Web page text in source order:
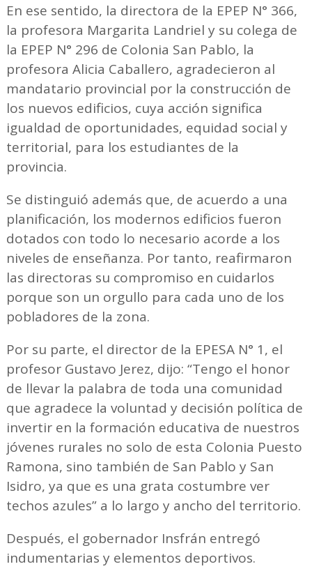
En ese sentido, la directora de la EPEP N° 366,
la profesora Margarita Landriel y su colega de
la EPEP N° 296 de Colonia San Pablo, la
profesora Alicia Caballero, agradecieron al
mandatario provincial por la construcción de
los nuevos edificios, cuya acción significa
igualdad de oportunidades, equidad social y
territorial, para los estudiantes de la
provincia.
Se distinguió además que, de acuerdo a una
planificación, los modernos edificios fueron
dotados con todo lo necesario acorde a los
niveles de enseñanza. Por tanto, reafirmaron
las directoras su compromiso en cuidarlos
porque son un orgullo para cada uno de los
pobladores de la zona.
Por su parte, el director de la EPESA N° 1, el
profesor Gustavo Jerez, dijo: “Tengo el honor
de llevar la palabra de toda una comunidad
que agradece la voluntad y decisión política de
invertir en la formación educativa de nuestros
jóvenes rurales no solo de esta Colonia Puesto
Ramona, sino también de San Pablo y San
Isidro, ya que es una grata costumbre ver
techos azules” a lo largo y ancho del territorio.
Después, el gobernador Insfrán entregó
indumentarias y elementos deportivos.